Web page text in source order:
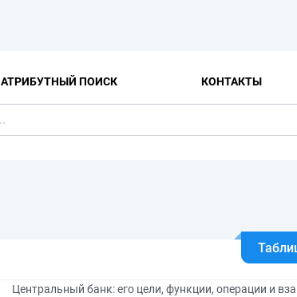
АТРИБУТНЫЙ ПОИСК КОНТАКТЫ
Центральный банк: его цели, функции, операции и